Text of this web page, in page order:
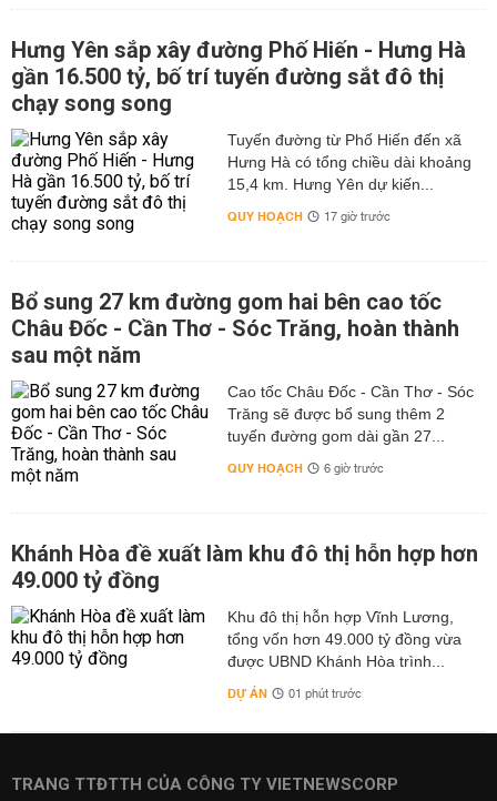
Hưng Yên sắp xây đường Phố Hiến - Hưng Hà
gần 16.500 tỷ, bố trí tuyến đường sắt đô thị
chạy song song
Tuyến đường từ Phố Hiến đến xã
Hưng Hà có tổng chiều dài khoảng
15,4 km. Hưng Yên dự kiến...
QUY HOẠCH 17 giờ trước
Bổ sung 27 km đường gom hai bên cao tốc
Châu Đốc - Cần Thơ - Sóc Trăng, hoàn thành
sau một năm
Cao tốc Châu Đốc - Cần Thơ - Sóc
Trăng sẽ được bổ sung thêm 2
tuyến đường gom dài gần 27...
QUY HOẠCH 6 giờ trước
Khánh Hòa đề xuất làm khu đô thị hỗn hợp hơn
49.000 tỷ đồng
Khu đô thị hỗn hợp Vĩnh Lương,
tổng vốn hơn 49.000 tỷ đồng vừa
được UBND Khánh Hòa trình...
DỰ ÁN 01 phút trước
TRANG TTĐTTH CỦA CÔNG TY VIETNEWSCORP